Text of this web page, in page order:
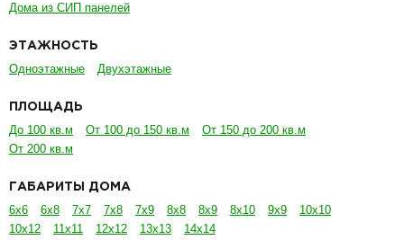
Дома из СИП панелей
ЭТАЖНОСТЬ
Одноэтажные Двухэтажные
ПЛОЩАДЬ
До 100 кв.м От 100 до 150 кв.м
От 150 до 200 кв.м
От 200 кв.м
ГАБАРИТЫ ДОМА
6х6 6х8 7х7 7х8 7х9 8х8 8х9 8х10 9х9
10х10
10х12
11х11 12х12 13х13
14х14